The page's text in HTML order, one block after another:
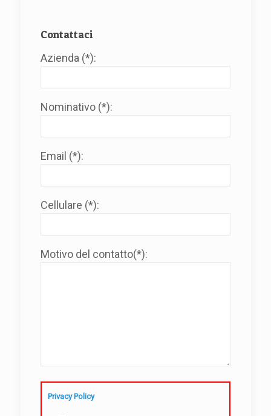
Contattaci
Azienda (*):
Nominativo (*):
Email (*):
Cellulare (*):
Motivo del contatto(*):
Privacy Policy